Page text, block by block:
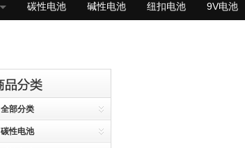
碳性电池 碱性电池 纽扣电池 9V电池
全部分类
碳性电池